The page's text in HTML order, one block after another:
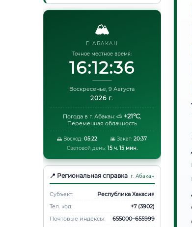
🏔️
Г. АБАКАН
Точное местное время:
16:12:37
Воскресенье, 9 Августа
2026 г.
Погода в г. Абакан: ⛅ +21°C,
Переменная облачность
🌅 Восход: 05:22 🌇 Закат: 20:37
Световой день: 15 ч. 15 мин.
📍 Региональная справка г. Абакан
Субъект:
Республика Хакасия
Тел. код:
+7 (3902)
Почтовые индексы:
655000–655999